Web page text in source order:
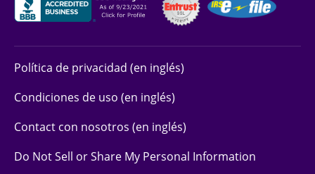
Política de privacidad (en inglés)
Condiciones de uso (en inglés)
Contact con nosotros (en inglés)
Do Not Sell or Share My Personal Information